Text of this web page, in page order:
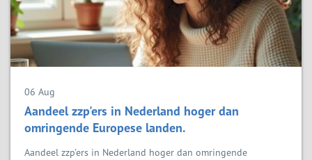
06 Aug
Aandeel zzp'ers in Nederland hoger dan
omringende Europese landen.
Aandeel zzp'ers in Nederland hoger dan omringende